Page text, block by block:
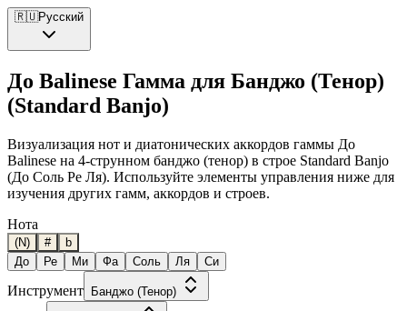
🇷🇺Русский
До Balinese Гамма для Банджо (Тенор)
(Standard Banjo)
Визуализация нот и диатонических аккордов гаммы До
Balinese на 4-струнном банджо (тенор) в строе Standard Banjo
(До Соль Ре Ля). Используйте элементы управления ниже для
изучения других гамм, аккордов и строев.
Нота
(N) #
b
До
Ре Ми Фа Соль Ля Си
Инструмент Банджо (Тенор)